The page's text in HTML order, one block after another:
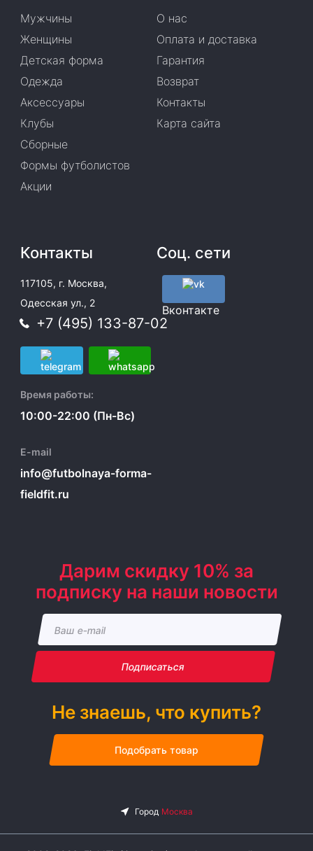
Мужчины
Женщины
Детская форма
Одежда
Аксессуары
Клубы
Сборные
Формы футболистов
Акции
О нас
Оплата и доставка
Гарантия
Возврат
Контакты
Карта сайта
Контакты
117105, г. Москва,
Одесская ул., 2
+7 (495) 133-87-02
Время работы:
10:00-22:00 (Пн-Вс)
E-mail
info@futbolnaya-forma-
fieldfit.ru
Соц. сети
Вконтакте
Дарим скидку 10% за
подписку на наши новости
Подписаться
Не знаешь, что купить?
Подобрать товар